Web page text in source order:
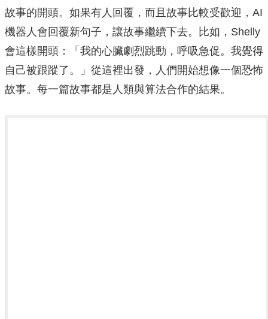
故事的開頭。如果有人回覆，而且故事比較受歡迎，AI
機器人會回覆新句子，讓故事繼續下去。比如，Shelly
會這樣開頭：「我的心臟劇烈跳動，呼吸急促。我覺得
自己被跟蹤了。」從這裡出發，人們開始想像一個恐怖
故事。每一篇故事都是人類與算法合作的結果。